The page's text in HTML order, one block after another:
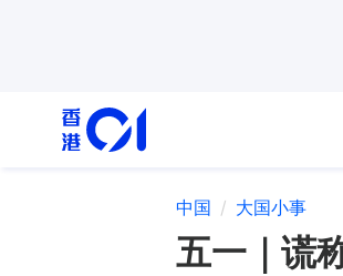
中国 大国小事
五一｜谎